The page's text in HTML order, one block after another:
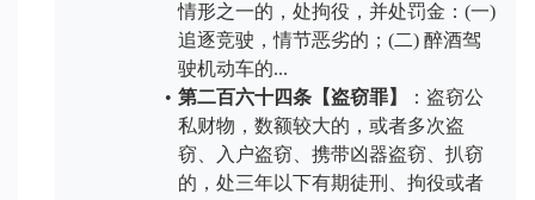
情形之一的，处拘役，并处罚金：(一)
追逐竞驶，情节恶劣的；(二) 醉酒驾
驶机动车的...
第二百六十四条【盗窃罪】
：盗窃公
私财物，数额较大的，或者多次盗
窃、入户盗窃、携带凶器盗窃、扒窃
的，处三年以下有期徒刑、拘役或者